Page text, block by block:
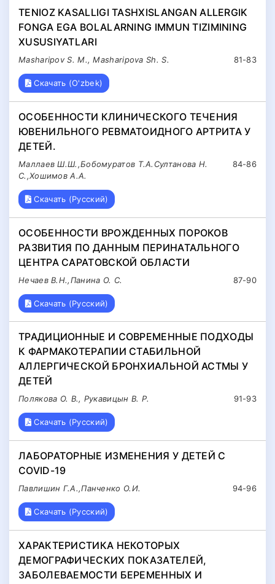
TENIOZ KASALLIGI TASHXISLANGAN ALLERGIK
FONGA EGA BOLALARNING IMMUN TIZIMINING
XUSUSIYATLARI
81-83
Masharipov S. M., Masharipova Sh. S.
Скачать (O'zbek)
ОСОБЕННОСТИ КЛИНИЧЕСКОГО ТЕЧЕНИЯ
ЮВЕНИЛЬНОГО РЕВМАТОИДНОГО АРТРИТА У
ДЕТЕЙ.
84-86
Маллаев Ш.Ш.,Бобомуратов Т.А.Султанова Н.
С.,Хошимов А.А.
Скачать (Русский)
ОСОБЕННОСТИ ВРОЖДЕННЫХ ПОРОКОВ
РАЗВИТИЯ ПО ДАННЫМ ПЕРИНАТАЛЬНОГО
ЦЕНТРА САРАТОВСКОЙ ОБЛАСТИ
87-90
Нечаев В.Н.,Панина О. С.
Скачать (Русский)
ТРАДИЦИОННЫЕ И СОВРЕМЕННЫЕ ПОДХОДЫ
К ФАРМАКОТЕРАПИИ СТАБИЛЬНОЙ
АЛЛЕРГИЧЕСКОЙ БРОНХИАЛЬНОЙ АСТМЫ У
ДЕТЕЙ
91-93
Полякова О. В., Рукавицын В. Р.
Скачать (Русский)
ЛАБОРАТОРНЫЕ ИЗМЕНЕНИЯ У ДЕТЕЙ С
COVID-19
94-96
Павлишин Г.А.,Панченко О.И.
Скачать (Русский)
ХАРАКТЕРИСТИКА НЕКОТОРЫХ
ДЕМОГРАФИЧЕСКИХ ПОКАЗАТЕЛЕЙ,
ЗАБОЛЕВАЕМОСТИ БЕРЕМЕННЫХ И